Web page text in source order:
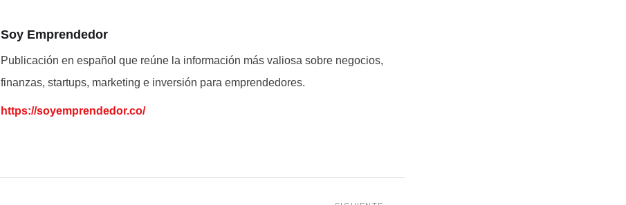
Soy Emprendedor
Publicación en español que reúne la información más valiosa sobre negocios,
finanzas, startups, marketing e inversión para emprendedores.
https://soyemprendedor.co/